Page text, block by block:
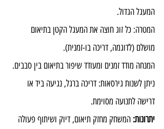
המעגל הגדול.
המטרה: כל זוג חוצה את המעגל הקטן בתיאום
מושלם (לדוגמה, דריכה בו-זמנית).
המנחה מודד זמנים ומעודד שיפור בתיאום בין סבבים.
ניתן לשנות גירסאות: דריכה ברגל, נגיעה ביד או
דרישה לתנועה מסוימת.
יתרונות: המשחק מחזק תיאום, דיוק ושיתוף פעולה